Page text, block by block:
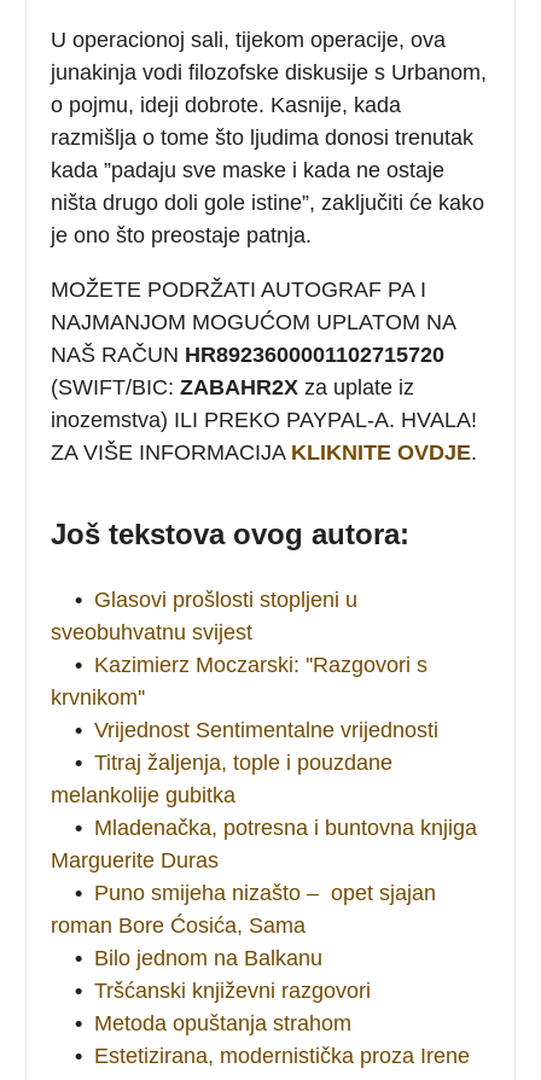
U operacionoj sali, tijekom operacije, ova
junakinja vodi filozofske diskusije s Urbanom,
o pojmu, ideji dobrote. Kasnije, kada
razmišlja o tome što ljudima donosi trenutak
kada ”padaju sve maske i kada ne ostaje
ništa drugo doli gole istine”, zaključiti će kako
je ono što preostaje patnja.
MOŽETE PODRŽATI AUTOGRAF PA I
NAJMANJOM MOGUĆOM UPLATOM NA
NAŠ RAČUN HR8923600001102715720
(SWIFT/BIC: ZABAHR2X za uplate iz
inozemstva) ILI PREKO PAYPAL-A. HVALA!
ZA VIŠE INFORMACIJA KLIKNITE OVDJE.
Još tekstova ovog autora:
• Glasovi prošlosti stopljeni u
sveobuhvatnu svijest
• Kazimierz Moczarski: ''Razgovori s
krvnikom''
• Vrijednost Sentimentalne vrijednosti
• Titraj žaljenja, tople i pouzdane
melankolije gubitka
• Mladenačka, potresna i buntovna knjiga
Marguerite Duras
• Puno smijeha nizašto – opet sjajan
roman Bore Ćosića, Sama
• Bilo jednom na Balkanu
• Tršćanski književni razgovori
• Metoda opuštanja strahom
• Estetizirana, modernistička proza Irene